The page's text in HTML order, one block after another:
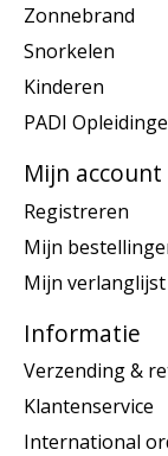
Zonnebrand
Snorkelen
Kinderen
PADI
Mijn account
Registreren
Mijn
Mijn verlanglijst
Informatie
Verzending &
Klantenservice
International